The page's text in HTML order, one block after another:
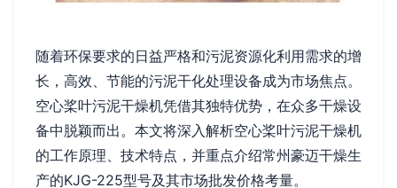
随着环保要求的日益严格和污泥资源化利用需求的增
长，高效、节能的污泥干化处理设备成为市场焦点。
空心桨叶污泥干燥机凭借其独特优势，在众多干燥设
备中脱颖而出。本文将深入解析空心桨叶污泥干燥机
的工作原理、技术特点，并重点介绍常州豪迈干燥生
产的KJG-225型号及其市场批发价格考量。